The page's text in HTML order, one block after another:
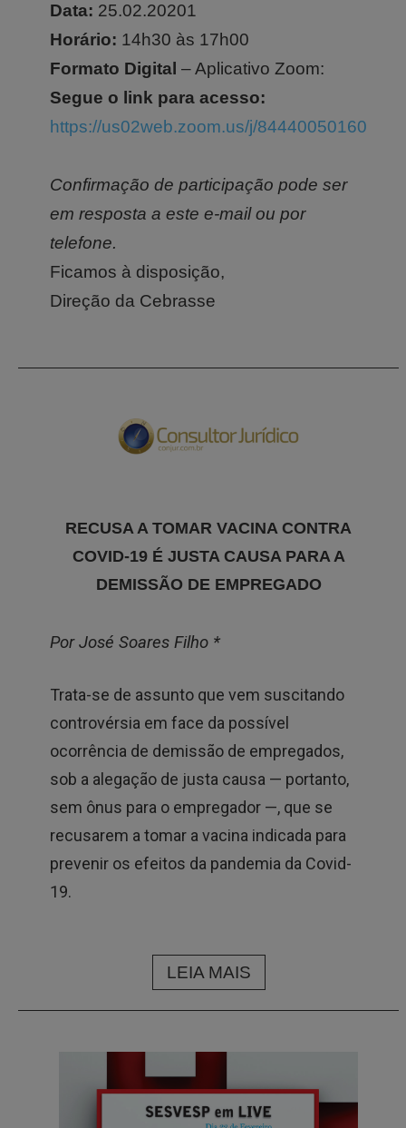
Data: 25.02.20201
Horário: 14h30 às 17h00
Formato Digital – Aplicativo Zoom:
Segue o link para acesso:
https://us02web.zoom.us/j/84440050160
Confirmação de participação pode ser
em resposta a este e-mail ou por
telefone.
Ficamos à disposição,
Direção da Cebrasse
RECUSA A TOMAR VACINA CONTRA
COVID-19 É JUSTA CAUSA PARA A
DEMISSÃO DE EMPREGADO
Por José Soares Filho *
Trata-se de assunto que vem suscitando
controvérsia em face da possível
ocorrência de demissão de empregados,
sob a alegação de justa causa — portanto,
sem ônus para o empregador —, que se
recusarem a tomar a vacina indicada para
prevenir os efeitos da pandemia da Covid-
19.
LEIA MAIS